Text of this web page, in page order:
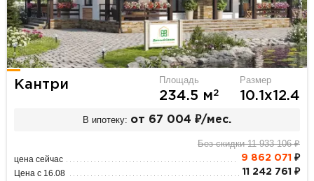
Кантри Площадь
234.5 м2
Размер
10.1х12.4
В ипотеку: от 67 004 ₽/мес.
Без скидки 11 933 106 ₽
цена сейчас 9 862 071 ₽
Цена с 16.08 11 242 761 ₽